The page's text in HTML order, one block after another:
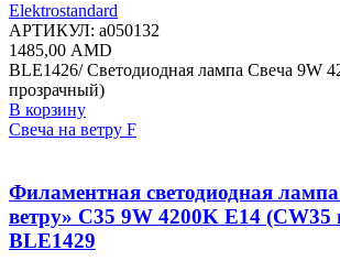
Elektrostandard
АРТИКУЛ: a050132
1485,00 AMD
BLE1426/ Светодиодная лампа Свеча 9W
прозрачный)
В корзину
Свеча на ветру F
Филаментная светодиодная
ветру» C35 9W 4200K E14
BLE1429